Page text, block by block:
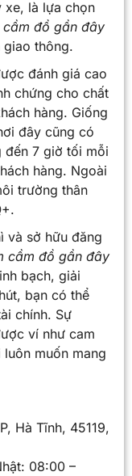
xe, là lựa chọn
cầm đồ gần đây
giao thông.
đánh giá cao
chứng cho chất
hàng. Giống
đây cũng có
đến 7 giờ tối mỗi
hàng. Ngoài
trường thân
và sở hữu đăng
cầm đồ gần đây
bạch, giải
bạn có thể
chính. Sự
ví như cam
muốn mang
Hà Tĩnh, 45119,
08:00 –